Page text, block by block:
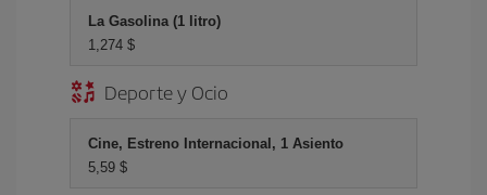
La Gasolina (1 litro)
1,274 $
Deporte y Ocio
Cine, Estreno Internacional, 1 Asiento
5,59 $